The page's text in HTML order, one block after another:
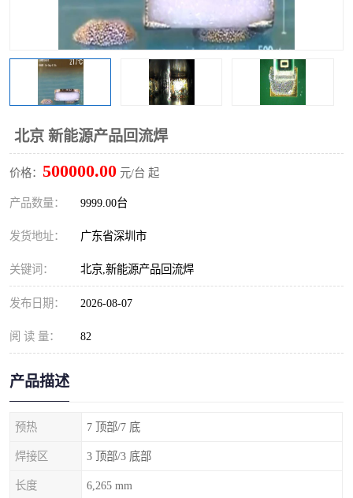
北京 新能源产品回流焊
价格： 500000.00 元/台 起
产品数量： 9999.00台
发货地址： 广东省深圳市
关键词： 北京,新能源产品回流焊
发布日期： 2026-08-07
阅 读 量： 82
产品描述
预热 7 顶部/7 底
焊接区 3 顶部/3 底部
长度 6,265 mm